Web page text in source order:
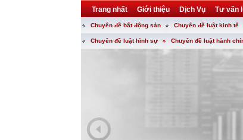
Trang nhất Giới thiệu Dịch Vụ Tư vấn
Khuyến mại Liên hệ forum utility
Chuyên đề bất động sản Chuyên đề luật kinh tế
Chuyên đề luật hình sự Chuyên đề luật hành